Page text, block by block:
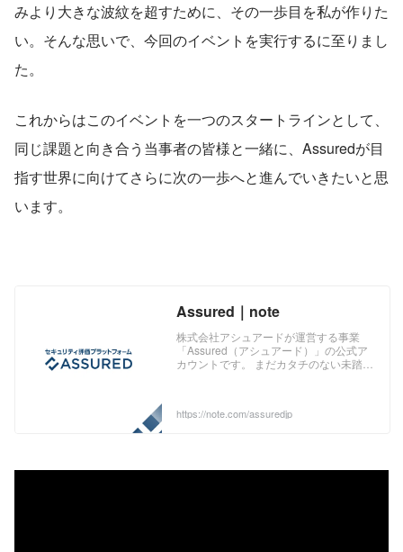
みより大きな波紋を超すために、その一歩目を私が作りた
い。そんな思いで、今回のイベントを実行するに至りまし
た。
これからはこのイベントを一つのスタートラインとして、
同じ課題と向き合う当事者の皆様と一緒に、Assuredが目
指す世界に向けてさらに次の一歩へと進んでいきたいと思
います。
Assured｜note
株式会社アシュアードが運営する事業
「Assured（アシュアード）」の公式ア
カウントです。 まだカタチのない未踏の
https://note.com/assuredjp